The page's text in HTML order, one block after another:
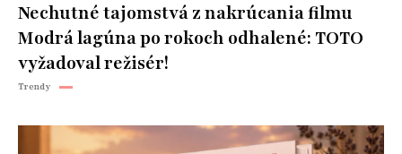
Nechutné tajomstvá z nakrúcania filmu
Modrá lagúna po rokoch odhalené: TOTO
vyžadoval režisér!
Trendy